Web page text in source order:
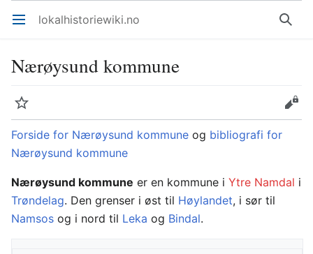
Åpne hovedmenyen lokalhistoriewiki.no Søk
Nærøysund kommune
Overvåk
Rediger
Forside for Nærøysund kommune og bibliografi for
Nærøysund kommune
Nærøysund kommune er en kommune i Ytre Namdal i
Trøndelag. Den grenser i øst til Høylandet, i sør til
Namsos og i nord til Leka og Bindal.